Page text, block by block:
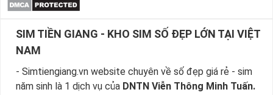
SIM TIỀN GIANG - KHO SIM SỐ ĐẸP LỚN TẠI VIỆT
NAM
- Simtiengiang.vn website chuyên về số đẹp giá rẻ - sim
năm sinh là 1 dịch vụ của DNTN Viễn Thông Minh Tuấn.